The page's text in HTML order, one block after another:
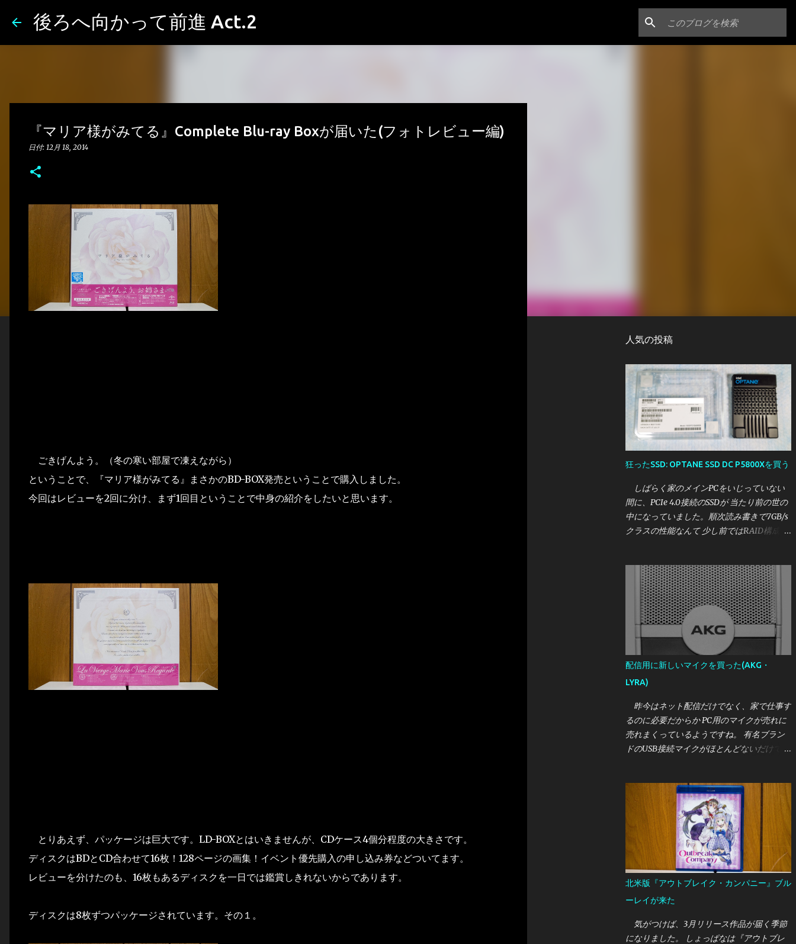
後ろへ向かって前進 Act.2
『マリア様がみてる』Complete Blu-ray Boxが届いた(フォトレビュー編)
日付: 12月 18, 2014
ごきげんよう。（冬の寒い部屋で凍えながら）
ということで、『マリア様がみてる』まさかのBD-BOX発売ということで購入しました。
今回はレビューを2回に分け、まず1回目ということで中身の紹介をしたいと思います。
とりあえず、パッケージは巨大です。LD-BOXとはいきませんが、CDケース4個分程度の大きさです。
ディスクはBDとCD合わせて16枚！128ページの画集！イベント優先購入の申し込み券などついてます。
レビューを分けたのも、16枚もあるディスクを一日では鑑賞しきれないからであります。
ディスクは8枚ずつパッケージされています。その１。
人気の投稿
狂ったSSD: OPTANE SSD DC P5800Xを買う
しばらく家のメインPCをいじっていない
間に、PCIe 4.0接続のSSDが 当たり前の世の
中になっていました。順次読み書きで7GB/s
クラスの性能なんて 少し前ではRAID構成が
時代です。 しかし、かく言う私はこれまで
一つも買ったことがなく、時代についていけ
てません。 しかし、さすがに2021年も暮
れようとしている中で それはどうかと思い
ましたので、 せっかくなら一番？いいやつ
が欲しいということになったところ たまた
ま相場より激安で買えたSSDがあったので紹
介します。 今回買ったのは、Intel OPTANE
SSD DC P5800X の400GBモデルです。 いか
にもバルクなパッケージで到着 [目次] 購入
価格・購入元 Intel OPTANE SSD DC P5800X
とは 外観 実性能について・参考レビュー 誰
におすすめか
配信用に新しいマイクを買った(AKG・
LYRA)
昨今はネット配信だけでなく、家で仕事す
るのに必要だからか PC用のマイクが売れに
売れまくっているようですね。 有名ブラン
ドのUSB接続マイクがほとんどないだけでな
ったりと、割と大変な様相です。 筆者は
今までいただきもののUSB接続マイクを使っ
ていましたが、 アームで固定できるマイク
に変更したいと思っていたところ 今回はオ
ーストリア・AKGの新しいUSB接続マイクで
ある "LYRA"を買うことができたので、ここ
で紹介しておきたいと思います。
北米版『アウトブレイク・カンパニー』ブル
ーレイが来た
気がつけば、3月リリース作品が届く季節
になりました。 しょっぱなは『アウトブレ